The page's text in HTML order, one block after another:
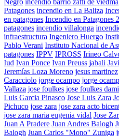
Negro incendio barrio zatti de viedma
Patagones incendio en La Baliza
en patagones Incendio en Patagones
patagones incendio villalonga
infraestructura Ingeniero Huergo
Pablo Verani Instituto Nacional de
patagones IPPV IPROSS Irineo
Iud Ivan Ponce Ivan Preuss jabali
Jeremías Loza Moreno jesus martinez
Caracciolo jorge ocampo jorge
Vallaza jose foulkes jose foulkes
Luis Garcia Pinasco Jose Luis Zara
Pichuco jose zara jose zara acto
jose zara maria eugenia vidal Jose
Juan A Pradere Juan Andres Balogh
Balogh Juan Carlos "Mono" Zuniga